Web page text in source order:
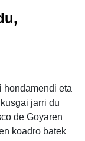
hondamendi eta
jarri du
de Goyaren
koadro batek